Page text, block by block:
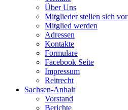
Über Uns
Mitglieder stellen sich vor
Mitglied werden
Adressen
Kontakte
Formulare
Facebook Seite
Impressum
Reitrecht
Sachsen-Anhalt
Vorstand
Berichte